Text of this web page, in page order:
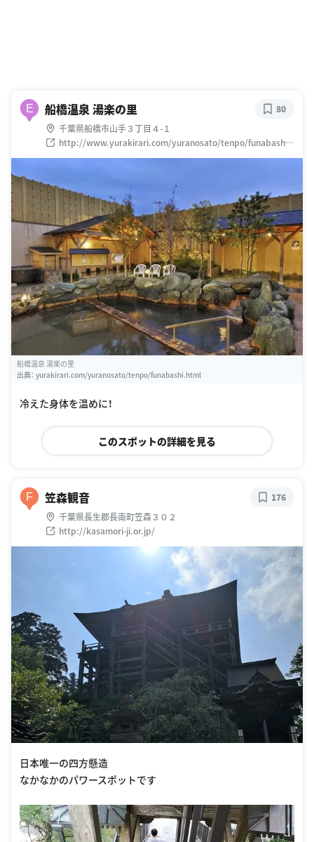
E 船橋温泉 湯楽の里
千葉県船橋市山手３丁目４-１
http://www.yurakirari.com/yuranosato/tenpo/funabashi.
html
80
船橋温泉 湯楽の里
出典： yurakirari.com/yuranosato/tenpo/funabashi.html
冷えた身体を温めに！
このスポットの詳細を見る
F 笠森観音
千葉県長生郡長南町笠森３０２
http://kasamori-ji.or.jp/
176
日本唯一の四方懸造